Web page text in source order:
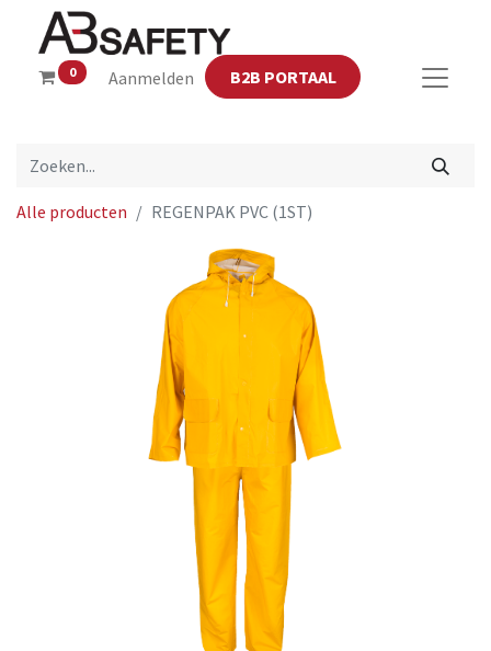
0 Aanmelden B2B PORTAAL
Alle producten REGENPAK PVC (1ST)